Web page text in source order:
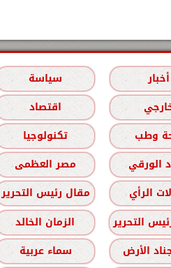
أخبار سياسة
اقتصاد
وطب تكنولوجيا
الورقي مصر العظمى
الرأي مقال رئيس التحرير
التحرير الزمان الخالد
الأرض سماء عربية